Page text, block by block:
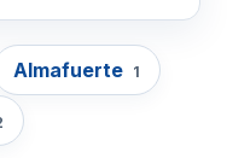
Almafuerte 1